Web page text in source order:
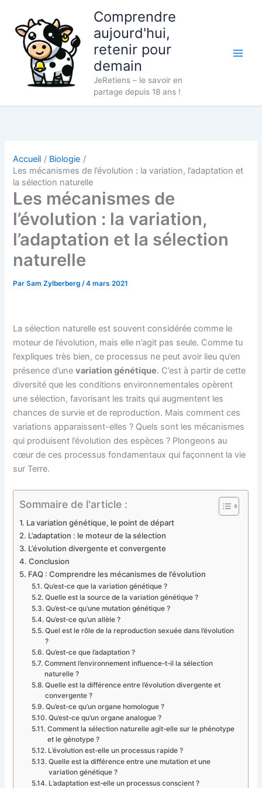
contenu
Comprendre
aujourd'hui,
retenir pour
demain
JeRetiens – le savoir en
partage depuis 18 ans !
Accueil
Biologie
Les mécanismes de l’évolution : la variation, l’adaptation et
la sélection naturelle
Les mécanismes de
l’évolution : la variation,
l’adaptation et la sélection
naturelle
ParSam Zylberberg/4 mars 2021
La sélection naturelle est souvent considérée comme le
moteur de l’évolution, mais elle n’agit pas seule. Comme tu
l’expliques très bien, ce processus ne peut avoir lieu qu’en
présence d’unevariation génétique. C’est à partir de cette
diversité que les conditions environnementales opèrent
une sélection, favorisant les traits qui augmentent les
chances de survie et de reproduction. Mais comment ces
variations apparaissent-elles ? Quels sont les mécanismes
qui produisent l’évolution des espèces ? Plongeons au
cœur de ces processus fondamentaux qui façonnent la vie
sur Terre.
Sommaire de l'article :
La variation génétique, le point de départ
L’adaptation : le moteur de la sélection
L’évolution divergente et convergente
Conclusion
FAQ : Comprendre les mécanismes de l’évolution
Qu’est-ce que la variation génétique ?
Quelle est la source de la variation génétique ?
Qu’est-ce qu’une mutation génétique ?
Qu’est-ce qu’un allèle ?
Quel est le rôle de la reproduction sexuée dans l’évolution
?
Qu’est-ce que l’adaptation ?
Comment l’environnement influence-t-il la sélection
naturelle ?
Quelle est la différence entre l’évolution divergente et
convergente ?
Qu’est-ce qu’un organe homologue ?
Qu’est-ce qu’un organe analogue ?
Comment la sélection naturelle agit-elle sur le phénotype
et le génotype ?
L’évolution est-elle un processus rapide ?
Quelle est la différence entre une mutation et une
variation génétique ?
L’adaptation est-elle un processus conscient ?